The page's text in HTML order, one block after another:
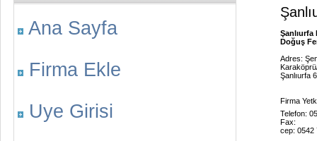
Ana Sayfa
Firma Ekle
Uye Girisi
Şanlıurfa
Doğuş
Adres:
Şanlıurfa
Firma
Telefon:
Fax:
cep: 0542